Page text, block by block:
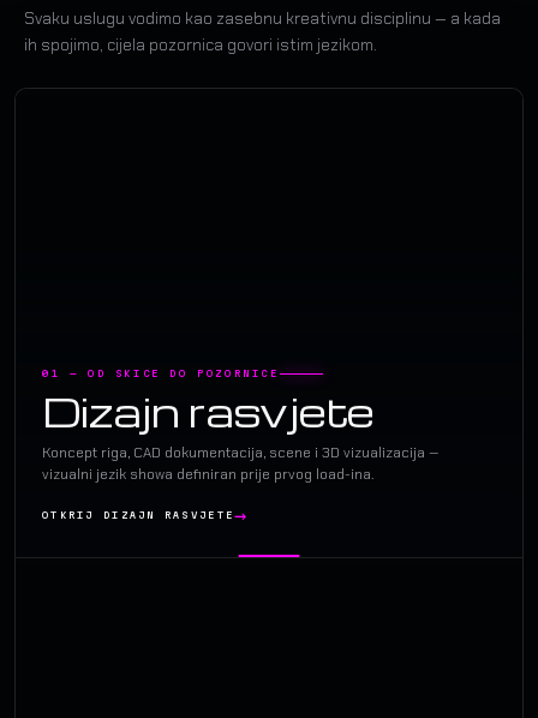
Svaku uslugu vodimo kao zasebnu kreativnu disciplinu — a kada
ih spojimo, cijela pozornica govori istim jezikom.
01 — OD SKICE DO POZORNICE
Dizajn rasvjete
Koncept riga, CAD dokumentacija, scene i 3D vizualizacija —
vizualni jezik showa definiran prije prvog load-ina.
OTKRIJ DIZAJN RASVJETE